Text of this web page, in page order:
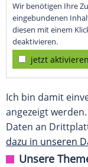
Wir benötigen Ihre
eingebundenen
diesen mit einem
deaktivieren.
jetzt aktivieren
Ich bin damit
angezeigt
Daten an
dazu in unseren
Unsere